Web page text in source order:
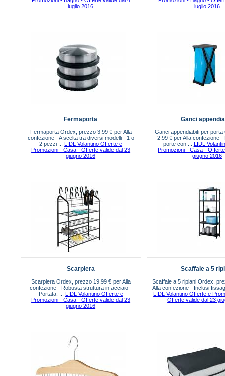
luglio 2016
luglio 2016
Fermaporta
Fermaporta Ordex, prezzo 3,99 € per Alla
confezione - A scelta tra diversi modelli - 1 o
2 pezzi ...LIDL Volantino Offerte e
Promozioni - Casa - Offerte valide dal 23
giugno 2016
Ganci
Ganci appendiabiti per
2,99 € per Alla confezione -
porte con ... LIDL
Promozioni - Casa -
giugno 2016
Scarpiera
Scarpiera Ordex, prezzo 19,99 € per Alla
confezione - Robusta struttura in acciaio -
Portata: ... LIDL Volantino Offerte e
Promozioni - Casa - Offerte valide dal 23
giugno 2016
Scaffale a 5
Scaffale a 5 ripiani Ordex,
Alla confezione - Inclusi
LIDL Volantino Offerte e
Offerte valide dal 23